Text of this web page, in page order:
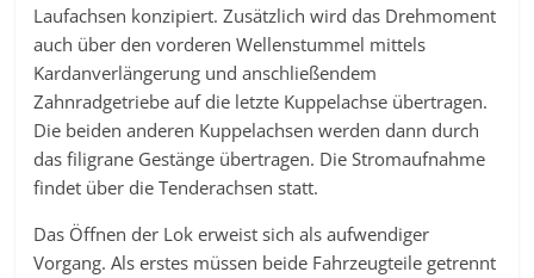
Laufachsen konzipiert. Zusätzlich wird das Drehmoment
auch über den vorderen Wellenstummel mittels
Kardanverlängerung und anschließendem
Zahnradgetriebe auf die letzte Kuppelachse übertragen.
Die beiden anderen Kuppelachsen werden dann durch
das filigrane Gestänge übertragen. Die Stromaufnahme
findet über die Tenderachsen statt.
Das Öffnen der Lok erweist sich als aufwendiger
Vorgang. Als erstes müssen beide Fahrzeugteile getrennt